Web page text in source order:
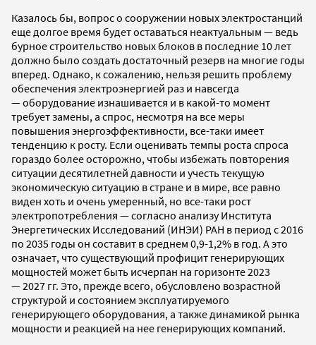
Казалось бы, вопрос о сооружении новых электростанций
еще долгое время будет оставаться неактуальным — ведь
бурное строительство новых блоков в последние 10 лет
должно было создать достаточный резерв на многие годы
вперед. Однако, к сожалению, нельзя решить проблему
обеспечения электроэнергией раз и навсегда
— оборудование изнашивается и в какой-то момент
требует замены, а спрос, несмотря на все меры
повышения энергоэффективности, все-таки имеет
тенденцию к росту. Если оценивать темпы роста спроса
гораздо более осторожно, чтобы избежать повторения
ситуации десятилетней давности и учесть текущую
экономическую ситуацию в стране и в мире, все равно
виден хоть и очень умеренный, но все-таки рост
электропотребления — согласно анализу Института
Энергетических Исследований (ИНЭИ) РАН в период с 2016
по 2035 годы он составит в среднем 0,9-1,2% в год. А это
означает, что существующий профицит генерирующих
мощностей может быть исчерпан на горизонте 2023
— 2027 гг. Это, прежде всего, обусловлено возрастной
структурой и состоянием эксплуатируемого
генерирующего оборудования, а также динамикой рынка
мощности и реакцией на нее генерирующих компаний.